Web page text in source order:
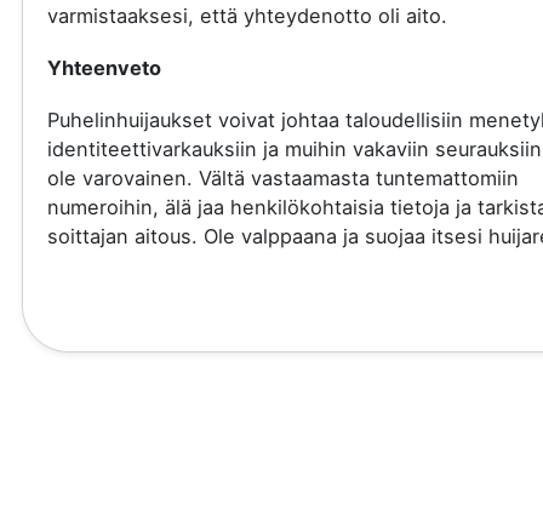
varmistaaksesi, että yhteydenotto oli aito.
Yhteenveto
Puhelinhuijaukset voivat johtaa taloudellisiin
identiteettivarkauksiin ja muihin vakaviin
ole varovainen. Vältä vastaamasta tuntemattomiin
numeroihin, älä jaa henkilökohtaisia tietoja ja
soittajan aitous. Ole valppaana ja suojaa itsesi